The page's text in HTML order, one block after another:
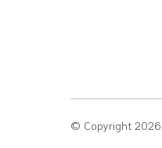
© Copyright 2026